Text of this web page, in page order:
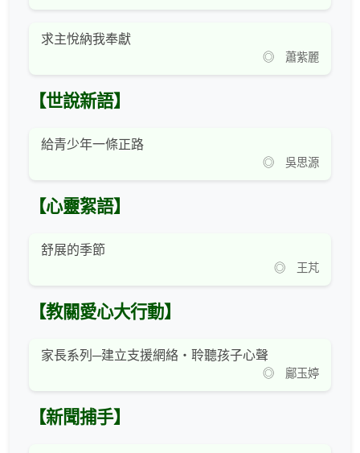
求主悅納我奉獻
◎ 蕭紫麗
【世說新語】
給青少年一條正路
◎ 吳思源
【心靈絮語】
舒展的季節
◎ 王芃
【教關愛心大行動】
家長系列─建立支援網絡‧聆聽孩子心聲
◎ 鄺玉婷
【新聞捕手】